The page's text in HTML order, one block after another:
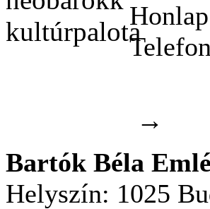
→
Bartók Béla
Helyszín: 1025